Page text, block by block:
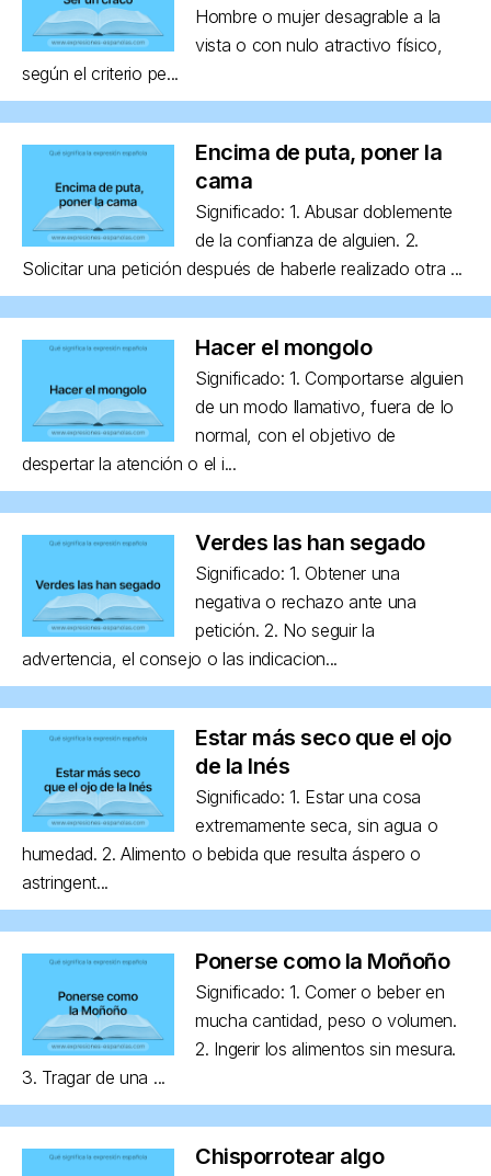
Hombre o mujer desagrable a la
vista o con nulo atractivo físico,
según el criterio pe...
Encima de puta, poner la
cama
Significado: 1. Abusar doblemente
de la confianza de alguien. 2.
Solicitar una petición después de haberle realizado otra ...
Hacer el mongolo
Significado: 1. Comportarse alguien
de un modo llamativo, fuera de lo
normal, con el objetivo de
despertar la atención o el i...
Verdes las han segado
Significado: 1. Obtener una
negativa o rechazo ante una
petición. 2. No seguir la
advertencia, el consejo o las indicacion...
Estar más seco que el ojo
de la Inés
Significado: 1. Estar una cosa
extremamente seca, sin agua o
humedad. 2. Alimento o bebida que resulta áspero o
astringent...
Ponerse como la Moñoño
Significado: 1. Comer o beber en
mucha cantidad, peso o volumen.
2. Ingerir los alimentos sin mesura.
3. Tragar de una ...
Chisporrotear algo